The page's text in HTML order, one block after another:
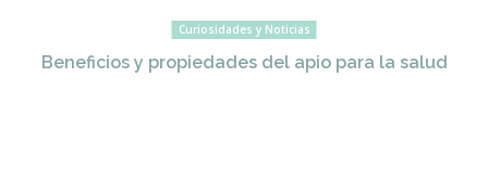
Curiosidades y Noticias
Beneficios y propiedades del apio para la salud